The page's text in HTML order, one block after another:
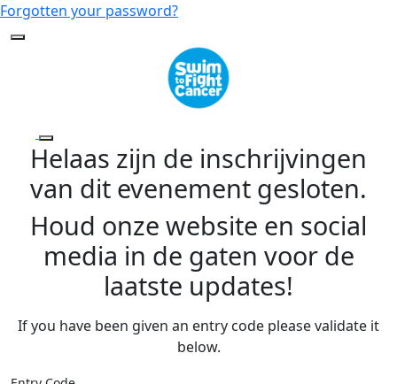
Forgotten your password?
Helaas zijn de inschrijvingen
van dit evenement gesloten.
Houd onze website en social
media in de gaten voor de
laatste updates!
If you have been given an entry code please validate it
below.